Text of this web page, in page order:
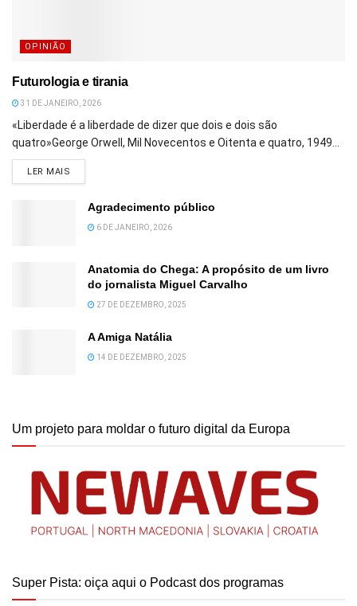
OPINIÃO
Futurologia e tirania
31 DE JANEIRO, 2026
«Liberdade é a liberdade de dizer que dois e dois são
quatro»George Orwell, Mil Novecentos e Oitenta e quatro, 1949...
LER MAIS
Agradecimento público
6 DE JANEIRO, 2026
Anatomia do Chega: A propósito de um livro
do jornalista Miguel Carvalho
27 DE DEZEMBRO, 2025
A Amiga Natália
14 DE DEZEMBRO, 2025
Um projeto para moldar o futuro digital da Europa
Super Pista: oiça aqui o Podcast dos programas